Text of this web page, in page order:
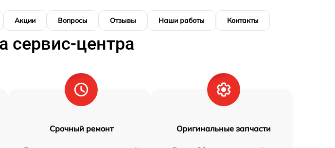
Акции Вопросы Отзывы Наши работы Контакты
сервис-центра
Срочный ремонт Оригинальные запчасти